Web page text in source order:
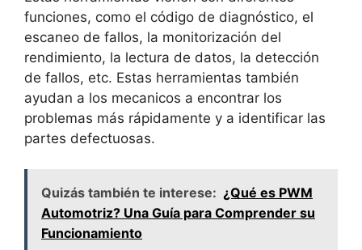
funciones, como el código de diagnóstico, el
escaneo de fallos, la monitorización del
rendimiento, la lectura de datos, la detección
de fallos, etc. Estas herramientas también
ayudan a los mecanicos a encontrar los
problemas más rápidamente y a identificar las
partes defectuosas.
Quizás también te interese: ¿Qué es PWM
Automotriz? Una Guía para Comprender su
Funcionamiento